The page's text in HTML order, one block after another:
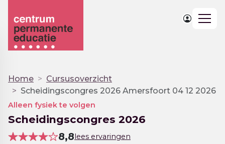
Home
Cursusoverzicht
Scheidingscongres 2026 Amersfoort 04 12 2026
Alleen fysiek te volgen
Scheidingscongres 2026
8,8lees ervaringen